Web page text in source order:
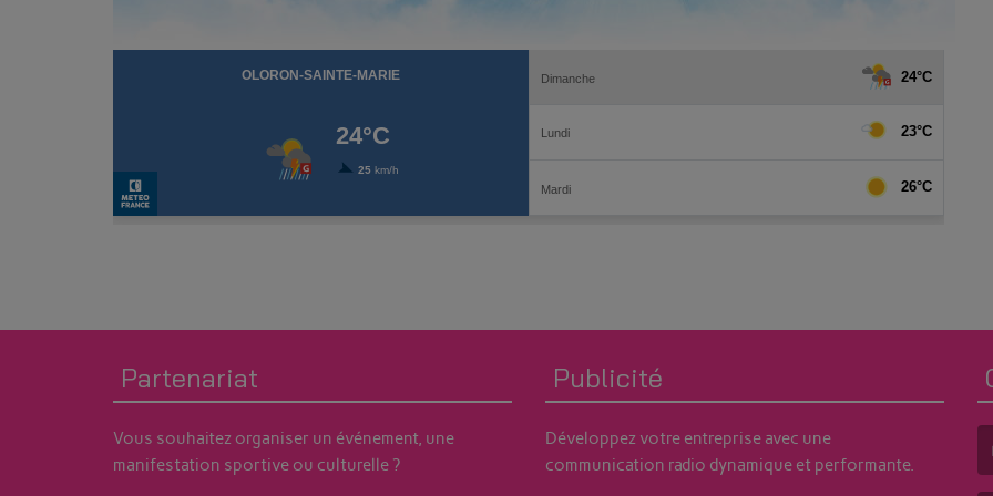
Partenariat
Vous souhaitez organiser un événement, une
manifestation sportive ou culturelle ?
Publicité
Développez votre entreprise avec une
communication radio dynamique et performante.